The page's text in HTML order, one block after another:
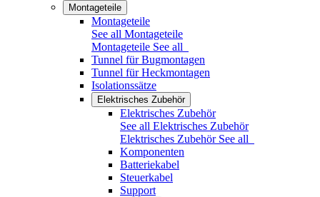
Montageteile
Montageteile
See all Montageteile
Montageteile See all
Tunnel für Bugmontagen
Tunnel für Heckmontagen
Isolationssätze
Elektrisches Zubehör
Elektrisches Zubehör
See all Elektrisches Zubehör
Elektrisches Zubehör See all
Komponenten
Batteriekabel
Steuerkabel
Support